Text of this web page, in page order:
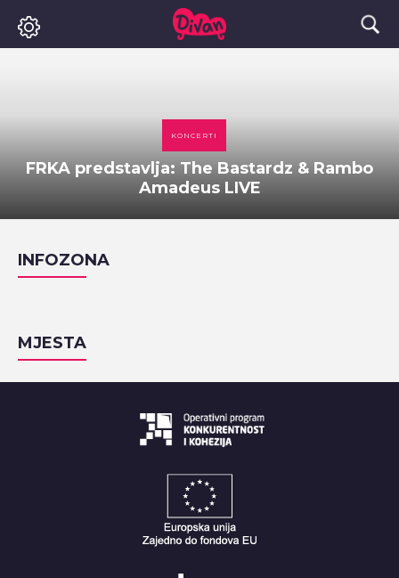
KONCERTI
FRKA predstavlja: The Bastardz & Rambo
Amadeus LIVE
INFOZONA
MJESTA